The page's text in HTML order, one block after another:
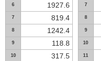
6 1927.6
7 819.4
8 1242.4
9 118.8
10 317.5
7
8
9
10
11